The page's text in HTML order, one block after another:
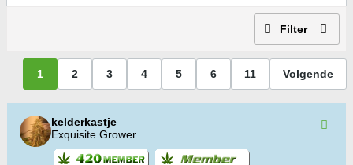
Filter
1 2 3 4 5 6 11 Volgende
kelderkastje
Exquisite Grower